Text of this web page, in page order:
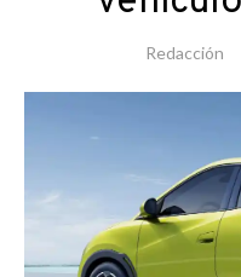
Redacción